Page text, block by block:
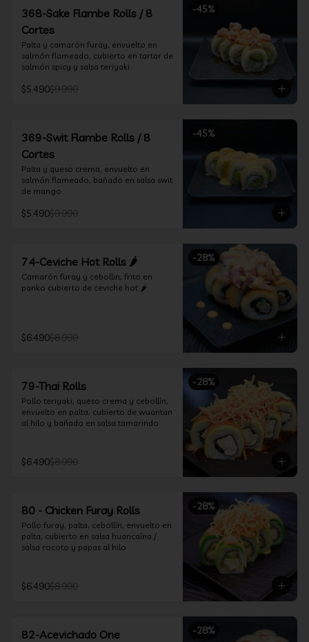
-45%
368-Sake Flambe Rolls / 8
Cortes
Palta y camarón furay, envuelto en
salmón flameado, cubierto en tartar de
salmón spicy y salsa teriyaki
$5.490$9.990
-45%
369-Swit Flambe Rolls / 8
Cortes
Palta y queso crema, envuelto en
salmón flameado, bañado en salsa swit
de mango
$5.490$9.990
-28%
74-Ceviche Hot Rolls 🌶️
Camarón furay y cebollin, frito en
panko cubierto de ceviche hot 🌶️
$6.490$8.990
-28%
79-Thai Rolls
Pollo teriyaki, queso crema y cebollín,
envuelto en palta, cubierto de wuantan
al hilo y bañado en salsa tamarindo
$6.490$8.990
-28%
80 - Chicken Furay Rolls
Pollo furay, palta, cebollín, envuelto en
palta, cubierto en salsa huancaína /
salsa rocoto y papas al hilo
$6.490$8.990
-28%
82-Acevichado One